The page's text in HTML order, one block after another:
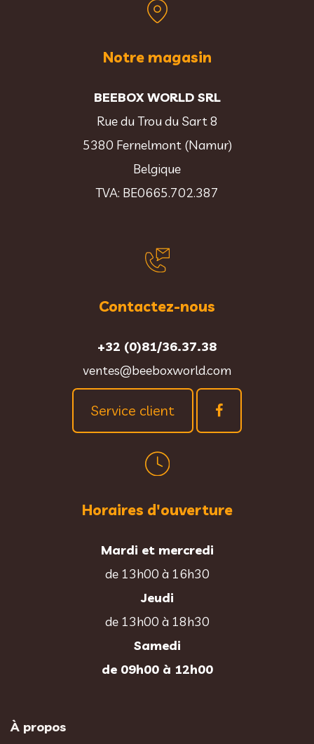
Notre magasin
BEEBOX WORLD SRL
Rue du Trou du Sart 8
5380 Fernelmont (Namur)
Belgique
TVA: BE0665.702.387
Contactez-nous
+32 (0)81/36.37.38
ventes@beeboxworld.com
Service client
Horaires d'ouverture
Mardi et mercredi
de 13h00 à 16h30
Jeudi
de 13h00 à 18h30
Samedi
de 09h00 à 12h00
À propos